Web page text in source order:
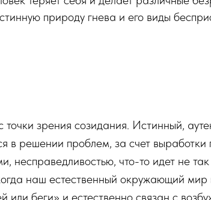
природу гнева и его виды
зрения созидания. Истинный,
в решении проблем, за счет выработки
что-то идет не
наш естественный окружающий
или беги» и естественно связан с